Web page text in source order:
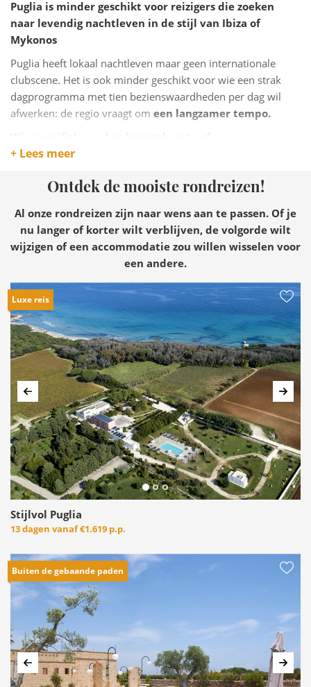
Puglia is minder geschikt voor reizigers die zoeken
naar levendig nachtleven in de stijl van Ibiza of
Mykonos
Puglia heeft lokaal nachtleven maar geen internationale
clubscene. Het is ook minder geschikt voor wie een strak
dagprogramma met tien bezienswaardheden per dag wil
afwerken: de regio vraagt om een langzamer tempo.
indrukwekkende berglandschappen houdt: Puglia
wil: kies Trentino of Valle d'Aosta.
+ Lees meer
Ontdek de mooiste rondreizen!
Al onze rondreizen zijn naar wens aan te passen. Of je
nu langer of korter wilt verblijven, de volgorde wilt
wijzigen of een accommodatie zou willen wisselen voor
een andere.
Luxe reis
Vorige
Stijlvol Puglia
13 dagen vanaf€1.619 p.p.
Buiten de gebaande paden
Vorige